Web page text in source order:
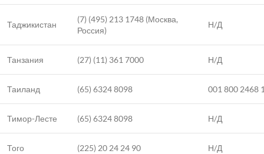
Таджикистан
(7) (495) 213 1748 (Москва,
Россия)
Н/Д
Танзания (27) (11) 361 7000 Н/Д
Таиланд (65) 6324 8098 001 800 2468
Тимор-Лесте (65) 6324 8098 Н/Д
Того (225) 20 24 24 90 Н/Д